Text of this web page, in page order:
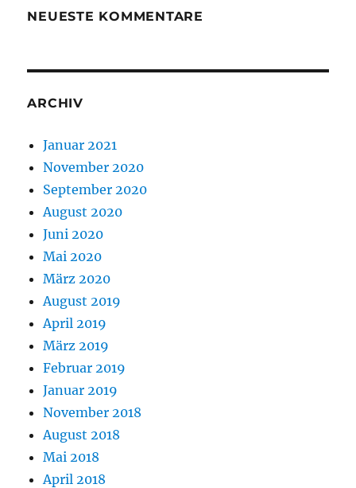
NEUESTE KOMMENTARE
ARCHIV
Januar 2021
November 2020
September 2020
August 2020
Juni 2020
Mai 2020
März 2020
August 2019
April 2019
März 2019
Februar 2019
Januar 2019
November 2018
August 2018
Mai 2018
April 2018